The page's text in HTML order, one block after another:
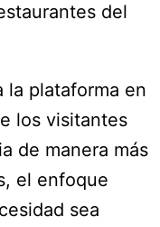
del
la plataforma en
los visitantes
de manera más
el enfoque
sea